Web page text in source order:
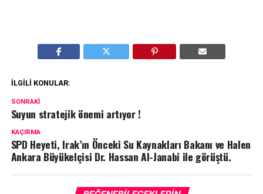
İLGILI KONULAR:
SONRAKI
Suyun stratejik önemi artıyor !
KAÇIRMA
SPD Heyeti, Irak’ın Önceki Su Kaynakları Bakanı ve Halen
Ankara Büyükelçisi Dr. Hassan Al-Janabi ile görüştü.